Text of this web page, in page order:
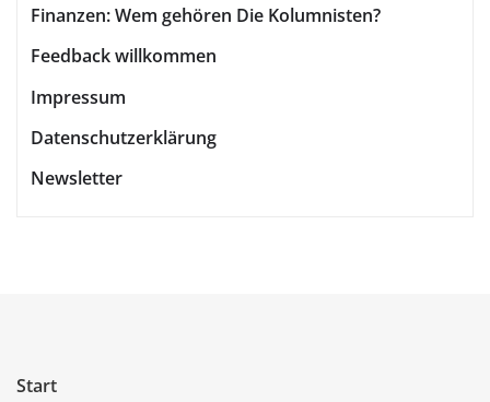
Finanzen: Wem gehören Die Kolumnisten?
Feedback willkommen
Impressum
Datenschutzerklärung
Newsletter
Start